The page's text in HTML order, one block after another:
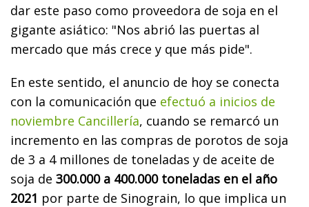
dar este paso como proveedora de soja en el
gigante asiático: "Nos abrió las puertas al
mercado que más crece y que más pide".
En este sentido, el anuncio de hoy se conecta
con la comunicación que efectuó a inicios de
noviembre Cancillería, cuando se remarcó un
incremento en las compras de porotos de soja
de 3 a 4 millones de toneladas y de aceite de
soja de 300.000 a 400.000 toneladas en el año
2021 por parte de Sinograin, lo que implica un